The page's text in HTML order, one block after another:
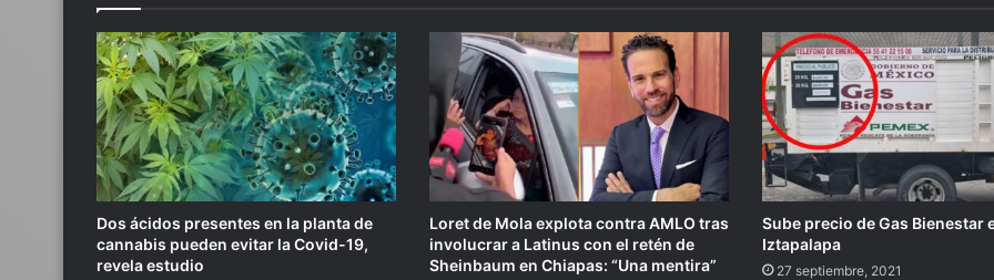
Dos ácidos presentes en la planta de
cannabis pueden evitar la Covid-19,
revela estudio
Loret de Mola explota contra AMLO tras
involucrar a Latinus con el retén de
Sheinbaum en Chiapas: “Una mentira”
Sube precio de Gas Bienestar
Iztapalapa
27 septiembre, 2021